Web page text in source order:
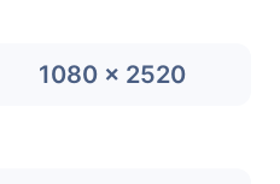
1080 x 2520